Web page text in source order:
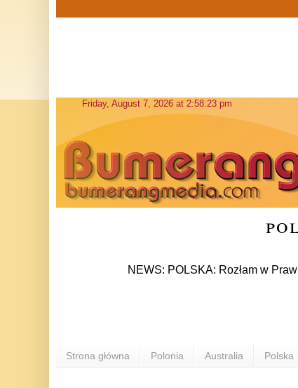
NEWS: POLSKA: Rozłam w Prawie i
Strona główna Polonia Australia Polska